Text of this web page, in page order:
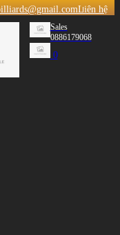
Liên hệ
Sales
0886179068
0